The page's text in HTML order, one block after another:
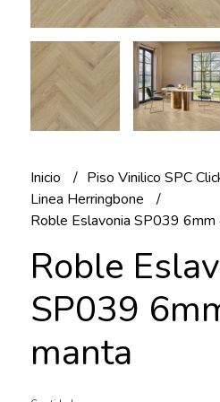
Inicio
Piso Vinilico SPC
Linea Herringbone
Roble Eslavonia SP039 6mm
Roble
SP039
manta